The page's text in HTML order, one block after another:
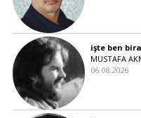
işte ben
MUSTAFA
06.08.2026